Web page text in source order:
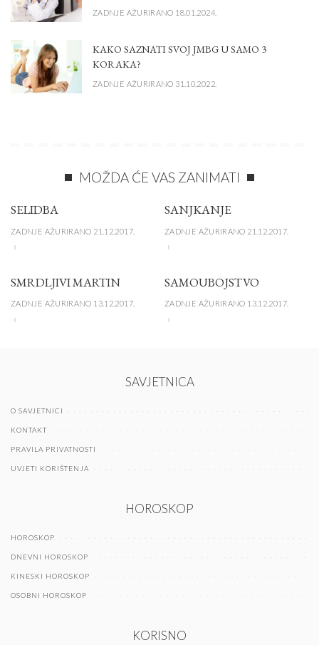
ZADNJE AŽURIRANO 18.01.2024.
KAKO SAZNATI SVOJ JMBG U SAMO 3
KORAKA?
ZADNJE AŽURIRANO 31.10.2022.
MOŽDA ĆE VAS ZANIMATI
SELIDBA
ZADNJE AŽURIRANO 21.12.2017.
SANJKANJE
ZADNJE AŽURIRANO 21.12.2017.
SMRDLJIVI MARTIN
ZADNJE AŽURIRANO 13.12.2017.
SAMOUBOJSTVO
ZADNJE AŽURIRANO 13.12.2017.
SAVJETNICA
O SAVJETNICI
KONTAKT
PRAVILA PRIVATNOSTI
UVJETI KORIŠTENJA
HOROSKOP
HOROSKOP
DNEVNI HOROSKOP
KINESKI HOROSKOP
OSOBNI HOROSKOP
KORISNO